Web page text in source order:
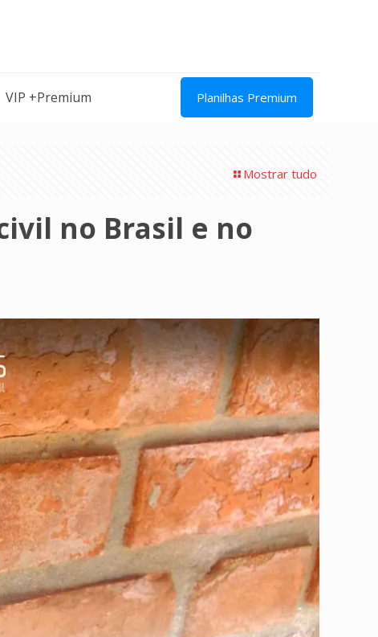
VIP +Premium Planilhas Premium
Mostrar tudo
no Brasil e no